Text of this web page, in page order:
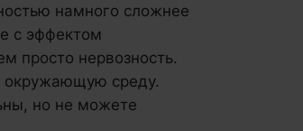
намного сложнее
с эффектом
просто нервозность.
окружающую среду.
но не можете